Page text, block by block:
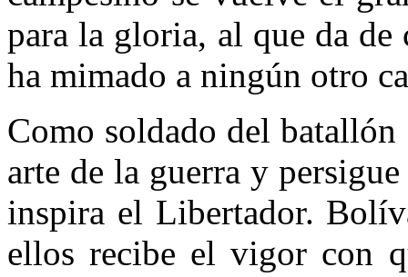
para la gloria, al que da de
ha mimado a ningún otro
Como soldado del batallón
arte de la guerra y
inspira el Libertador.
ellos recibe el vigor con